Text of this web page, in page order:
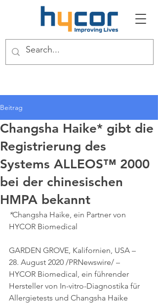
Beitrag
Changsha Haike* gibt die
Registrierung des
Systems ALLEOS™ 2000
bei der chinesischen
HMPA bekannt
*Changsha Haike, ein Partner von
HYCOR Biomedical
GARDEN GROVE, Kalifornien, USA –
28. August 2020 /PRNewswire/ –
HYCOR Biomedical, ein führender
Hersteller von In-vitro-Diagnostika für
Allergietests und Changsha Haike